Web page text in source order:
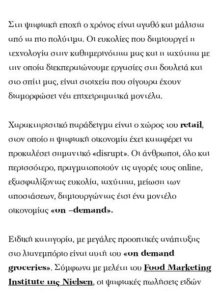
Στη ψηφιακή εποχή ο χρόνος είναι αγαθό και μάλιστα
από τα πιο πολύτιμα. Οι ευκολίες που δημιουργεί η
τεχνολογία στην καθημερινότητα μας και η ταχύτητα με
την οποία διεκπεραιώνουμε εργασίες στη δουλειά και
στο σπίτι μας, είναι στοιχεία που σίγουρα έχουν
διαμορφώσει νέα επιχειρηματικά μοντέλα.
Χαρακτηριστικό παράδειγμα είναι ο χώρος του retail,
στον οποίο η ψηφιακή οικονομία έχει καταφέρει να
προκαλέσει σημαντικό «disrupt». Οι άνθρωποι, όλο και
περισσότερο, πραγματοποιούν τις αγορές τους online,
εξασφαλίζοντας ευκολία, ταχύτητα, μείωση των
αποστάσεων, δημιουργώντας έτσι ένα μοντέλο
οικονομίας «on –demand».
Ειδική κατηγορία, με μεγάλες προοπτικές ανάπτυξης
στο λιανεμπόριο είναι αυτή του «on demand
groceries». Σύμφωνα με μελέτη του Food Marketing
Institute της Nielsen, oι ψηφιακές πωλήσεις ειδών